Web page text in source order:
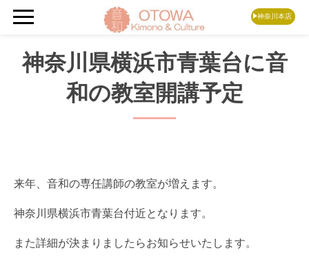
神奈川本店
神奈川県横浜市青葉台に音
和の教室開講予定
来年、音和の専任講師の教室が増えます。
神奈川県横浜市青葉台付近となります。
また詳細が決まりましたらお知らせいたします。